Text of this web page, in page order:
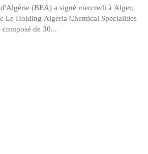
(BEA) a signé mercredi à Alger,
Le Holding Algeria Chemical Specialities
de 30...